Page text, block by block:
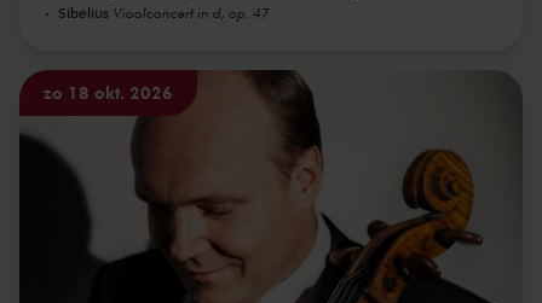
Sibelius Vioolconcert in d, op. 47
zo 18 okt. 2026